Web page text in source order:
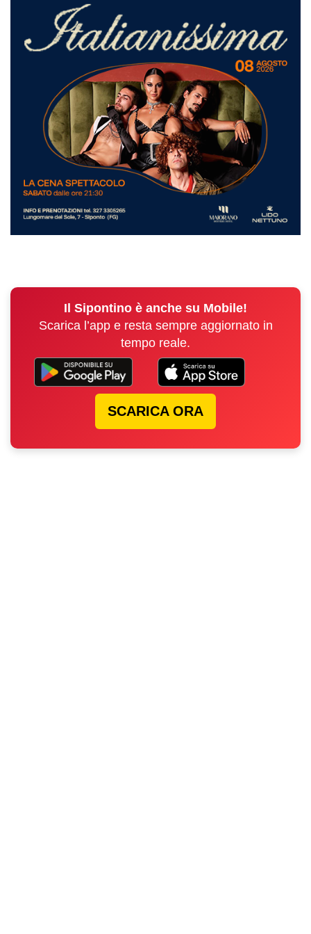
Il Sipontino è anche su Mobile!
Scarica l’app e resta sempre aggiornato in
tempo reale.
SCARICA ORA